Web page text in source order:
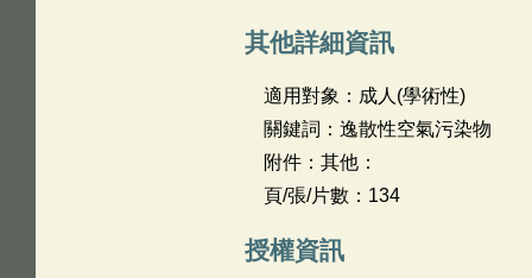
其他詳細資訊
適用對象：成人(學術性)
關鍵詞：逸散性空氣污染物
附件：其他：
頁/張/片數：134
授權資訊